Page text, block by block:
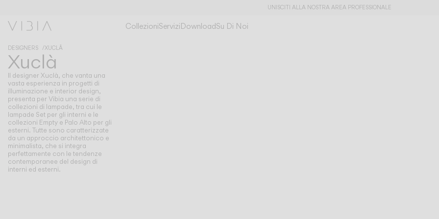
UNISCITI ALLA NOSTRA AREA PROFESSIONALE
CollezioniServiziDownloadSu Di Noi
DESIGNERS XUCLÂ
Xuclà
Il designer Xuclà, che vanta una
vasta esperienza in progetti di
illuminazione e interior design,
presenta per Vibia una serie di
collezioni di lampade, tra cui le
lampade Set per gli interni e le
collezioni Empty e Palo Alto per gli
esterni. Tutte sono caratterizzate
da un approccio architettonico e
minimalista, che si integra
perfettamente con le tendenze
contemporanee del design di
interni ed esterni.